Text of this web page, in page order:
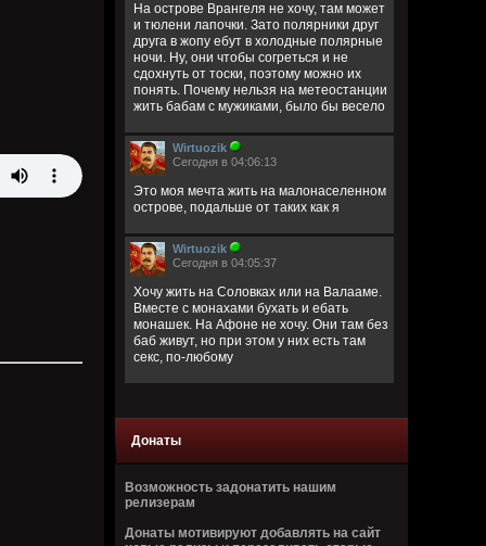
На острове Врангеля не хочу, там может
и тюлени лапочки. Зато полярники друг
друга в жопу ебут в холодные полярные
ночи. Ну, они чтобы согреться и не
сдохнуть от тоски, поэтому можно их
понять. Почему нельзя на метеостанции
жить бабам с мужиками, было бы весело
Wirtuozik
Сегодня в 04:06:13
Это моя мечта жить на малонаселенном
острове, подальше от таких как я
Wirtuozik
Сегодня в 04:05:37
Хочу жить на Соловках или на Валааме.
Вместе с монахами бухать и ебать
монашек. На Афоне не хочу. Они там без
баб живут, но при этом у них есть там
секс, по-любому
Деревянные церкви Руси
В этих срубах есть сердце и вены
Bestial
Донаты
Возможность задонатить нашим
релизерам
Донаты мотивируют добавлять на сайт